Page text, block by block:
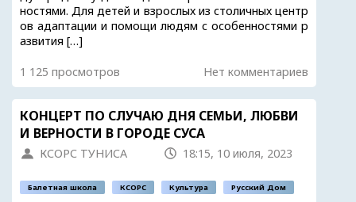
ностями. Для детей и взрослых из столичных центр
ов адаптации и помощи людям с особенностями р
азвития […]
1 125 просмотров Нет комментариев
КОНЦЕРТ ПО СЛУЧАЮ ДНЯ СЕМЬИ, ЛЮБВИ
И ВЕРНОСТИ В ГОРОДЕ СУСА
КСОРС ТУНИСА 18:15, 10 июля, 2023
Балетная школа КСОРС Культура Русский Дом